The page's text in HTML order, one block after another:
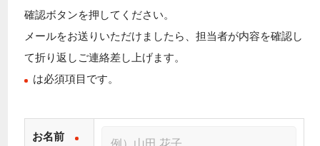
確認ボタンを押してください。
メールをお送りいただけましたら、担当者が内容を確認し
て折り返しご連絡差し上げます。
は必須項目です。
お名前